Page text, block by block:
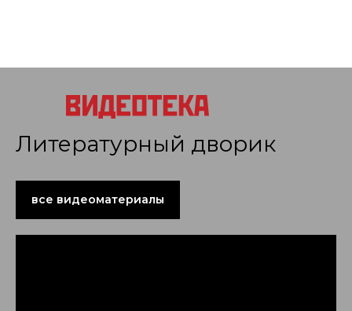
Литературный дворик
все видеоматериалы